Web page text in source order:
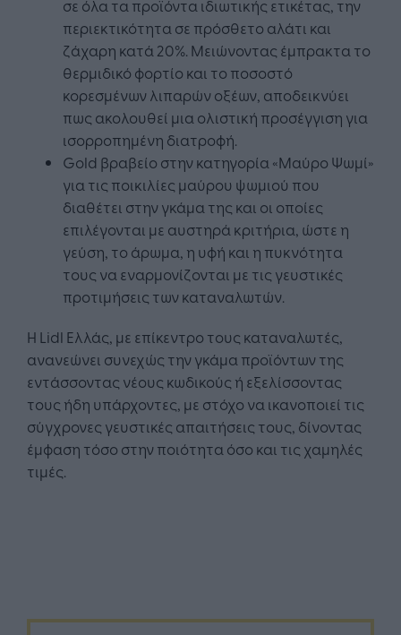
σε όλα τα προϊόντα ιδιωτικής ετικέτας, την
περιεκτικότητα σε πρόσθετο αλάτι και
ζάχαρη κατά 20%. Μειώνοντας έμπρακτα το
θερμιδικό φορτίο και το ποσοστό
κορεσμένων λιπαρών οξέων, αποδεικνύει
πως ακολουθεί μια ολιστική προσέγγιση για
ισορροπημένη διατροφή.
Gold βραβείο στην κατηγορία «Μαύρο Ψωμί»
για τις ποικιλίες μαύρου ψωμιού που
διαθέτει στην γκάμα της και οι οποίες
επιλέγονται με αυστηρά κριτήρια, ώστε η
γεύση, το άρωμα, η υφή και η πυκνότητα
τους να εναρμονίζονται με τις γευστικές
προτιμήσεις των καταναλωτών.
Η Lidl Ελλάς, με επίκεντρο τους καταναλωτές,
ανανεώνει συνεχώς την γκάμα προϊόντων της
εντάσσοντας νέους κωδικούς ή εξελίσσοντας
τους ήδη υπάρχοντες, με στόχο να ικανοποιεί τις
σύγχρονες γευστικές απαιτήσεις τους, δίνοντας
έμφαση τόσο στην ποιότητα όσο και τις χαμηλές
τιμές.